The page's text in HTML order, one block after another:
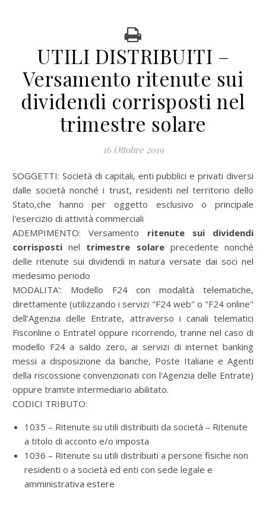
UTILI DISTRIBUITI –
Versamento ritenute sui
dividendi corrisposti nel
trimestre solare
16 Ottobre 2019
SOGGETTI: Società di capitali, enti pubblici e privati diversi
dalle società nonché i trust, residenti nel territorio dello
Stato,che hanno per oggetto esclusivo o principale
l'esercizio di attività commerciali
ADEMPIMENTO:Versamento ritenute sui dividendi
corrisposti nel trimestre solareprecedente nonché
delle ritenute sui dividendi in natura versate dai soci nel
medesimo periodo
MODALITA': Modello F24 con modalità telematiche,
direttamente (utilizzando i servizi "F24 web" o "F24 online"
dell'Agenzia delle Entrate, attraverso i canali telematici
Fisconline o Entratel oppure ricorrendo, tranne nel caso di
modello F24 a saldo zero, ai servizi di internet banking
messi a disposizione da banche, Poste Italiane e Agenti
della riscossione convenzionati con l'Agenzia delle Entrate)
oppure tramite intermediario abilitato.
CODICI TRIBUTO:
1035 – Ritenute su utili distribuiti da società – Ritenute
a titolo di acconto e/o imposta
1036 – Ritenute su utili distribuiti a persone fisiche non
residenti o a società ed enti con sede legale e
amministrativa estere